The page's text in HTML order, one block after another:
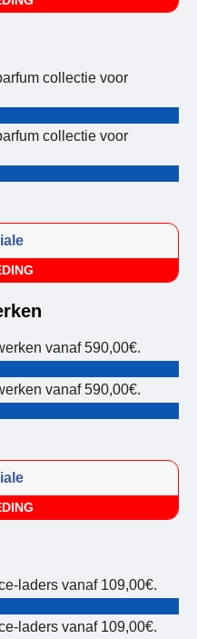
collectie voor
collectie voor
vanaf 590,00€.
vanaf 590,00€.
laders vanaf 109,00€.
laders vanaf 109,00€.